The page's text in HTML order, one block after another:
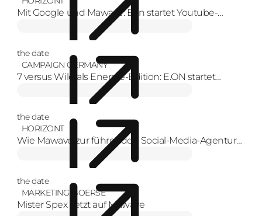
Mit Google und Mawave: Eon startet Youtube-
Format zur Energiewende mit Creators
the date
CAMPAIGN GERMANY
7 versus Wild als Energie-Edition: E.ON startet
the date
HORIZONT
Wie Mawave zur führenden Social-Media-Agentur
the date
MARKETING-BOERSE
Mister Spex setzt auf Mawave